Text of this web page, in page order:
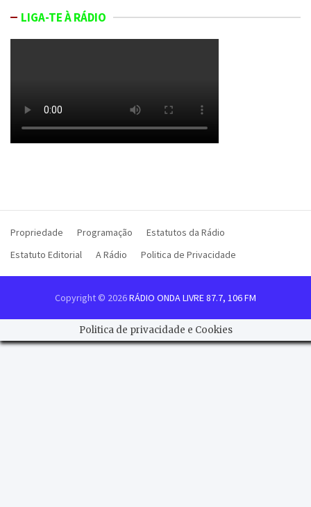
LIGA-TE À RÁDIO
Propriedade Programação
Estatutos da Rádio
Estatuto Editorial
A Rádio Politica de Privacidade
Copyright © 2026RÁDIO ONDA LIVRE 87.7, 106 FM
Politica de privacidade e Cookies